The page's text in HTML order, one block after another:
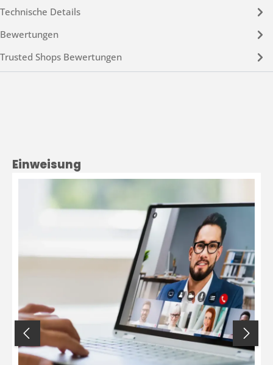
Technische Details
Bewertungen
Trusted Shops Bewertungen
Einweisung